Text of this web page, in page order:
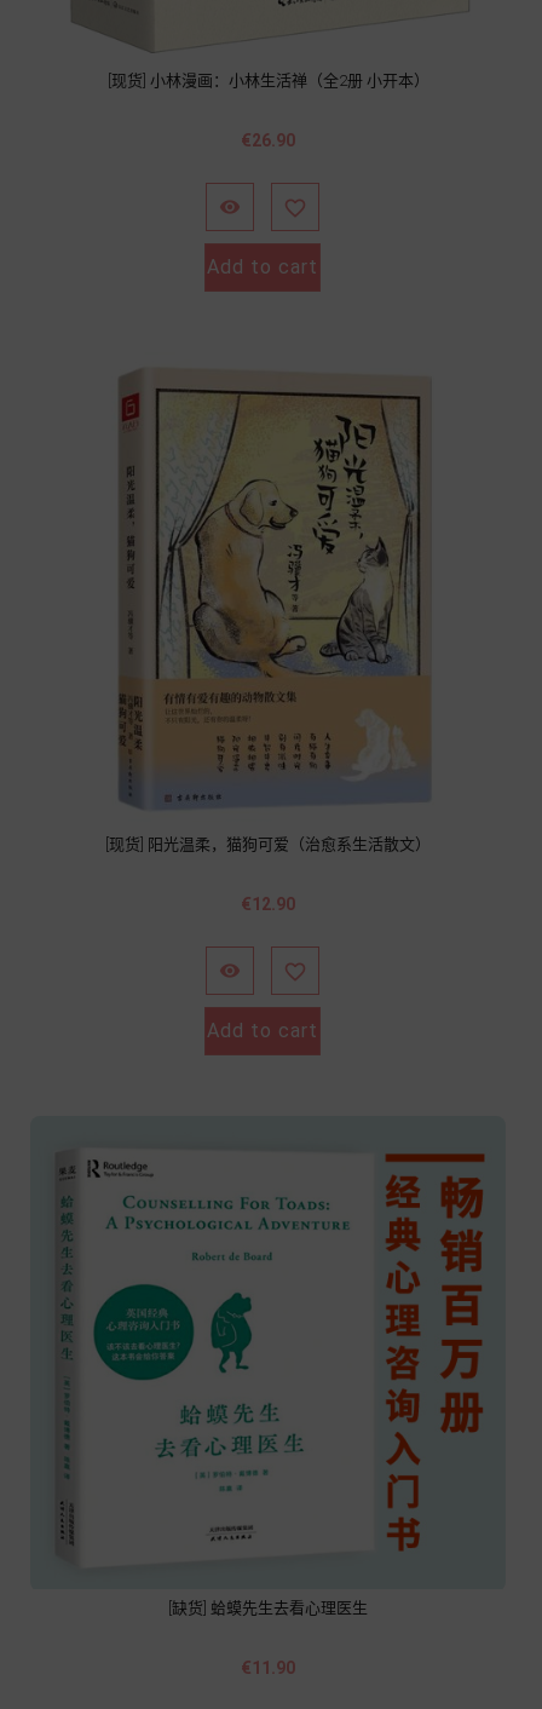
[现货] 小林漫画：小林生活禅（全2册 小开本）
Price
€26.90
 
Add to cart
[现货] 阳光温柔，猫狗可爱（治愈系生活散文）
Price
€12.90
 
Add to cart
[缺货] 蛤蟆先生去看心理医生
Price
€11.90